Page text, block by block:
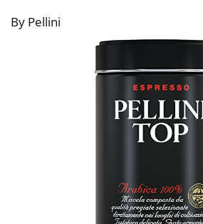
By Pellini